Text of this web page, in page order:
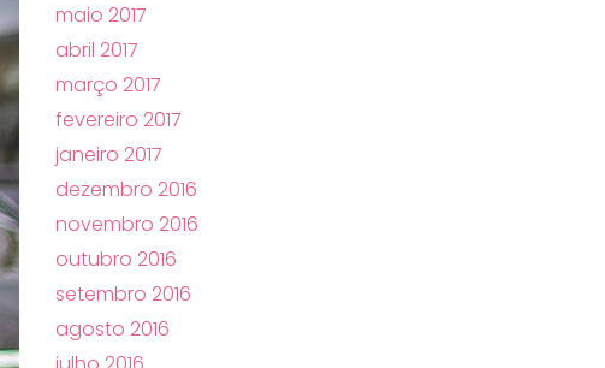
maio 2017
abril 2017
março 2017
fevereiro 2017
janeiro 2017
dezembro 2016
novembro 2016
outubro 2016
setembro 2016
agosto 2016